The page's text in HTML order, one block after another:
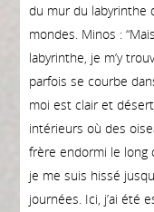
du mur du labyrinthe
mondes. Minos :
labyrinthe, je m’y
parfois se courbe
moi est clair et
intérieurs où des
frère endormi le long
je me suis hissé
journées. Ici, j’ai été